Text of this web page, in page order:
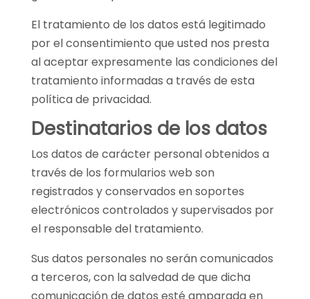
El tratamiento de los datos está legitimado
por el consentimiento que usted nos presta
al aceptar expresamente las condiciones del
tratamiento informadas a través de esta
política de privacidad.
Destinatarios de los datos
Los datos de carácter personal obtenidos a
través de los formularios web son
registrados y conservados en soportes
electrónicos controlados y supervisados por
el responsable del tratamiento.
Sus datos personales no serán comunicados
a terceros, con la salvedad de que dicha